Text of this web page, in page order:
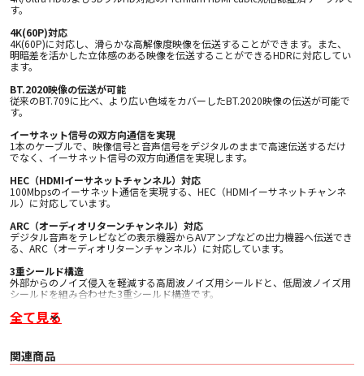
す。
4K(60P)対応
4K(60P)に対応し、滑らかな高解像度映像を伝送することができます。また、
明暗差を活かした立体感のある映像を伝送することができるHDRに対応してい
ます。
BT.2020映像の伝送が可能
従来のBT.709に比べ、より広い色域をカバーしたBT.2020映像の伝送が可能で
す。
イーサネット信号の双方向通信を実現
1本のケーブルで、映像信号と音声信号をデジタルのままで高速伝送するだけ
でなく、イーサネット信号の双方向通信を実現します。
HEC（HDMIイーサネットチャンネル）対応
100Mbpsのイーサネット通信を実現する、HEC（HDMIイーサネットチャンネ
ル）に対応しています。
ARC（オーディオリターンチャンネル）対応
デジタル音声をテレビなどの表示機器からAVアンプなどの出力機器へ伝送でき
る、ARC（オーディオリターンチャンネル）に対応しています。
3重シールド構造
外部からのノイズ侵入を軽減する高周波ノイズ用シールドと、低周波ノイズ用
シールドを組み合わせた3重シールド構造です。
金属シェルコネクタ
コネクタ部にはノイズを軽減させる効果のある金属シェルコネクタを採用して
金メッキプラグ
全て見る
関連商品